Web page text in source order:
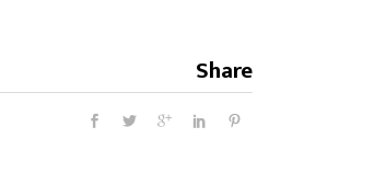
Share